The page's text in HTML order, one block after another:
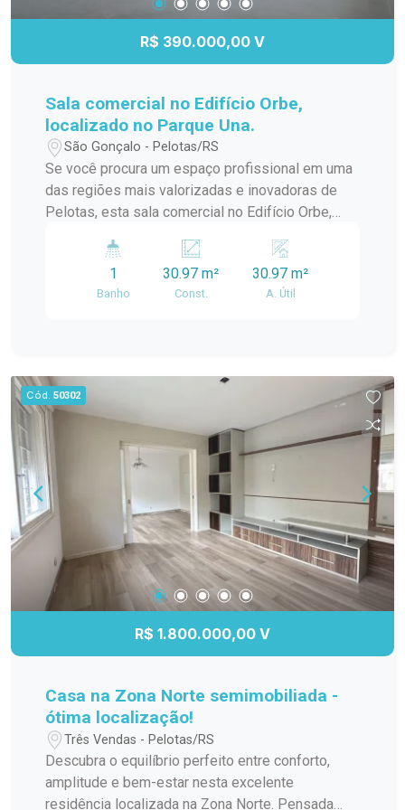
R$ 390.000,00 V
Sala comercial no Edifício Orbe,
localizado no Parque Una.
São Gonçalo - Pelotas/RS
Se você procura um espaço profissional em uma
das regiões mais valorizadas e inovadoras de
Pelotas, esta sala comercial no Edifício Orbe,
imóvel reúne modernidade, excelente iluminação
natural e versatilidade, proporcionando o
ambiente perfeito para empresas que desejam
1
Banho
30.97 m²
Const.
30.97 m²
A. Útil
Cód. 50302
R$ 1.800.000,00 V
Casa na Zona Norte semimobiliada -
ótima localização!
Três Vendas - Pelotas/RS
Descubra o equilíbrio perfeito entre conforto,
amplitude e bem-estar nesta excelente
residência localizada na Zona Norte. Pensada